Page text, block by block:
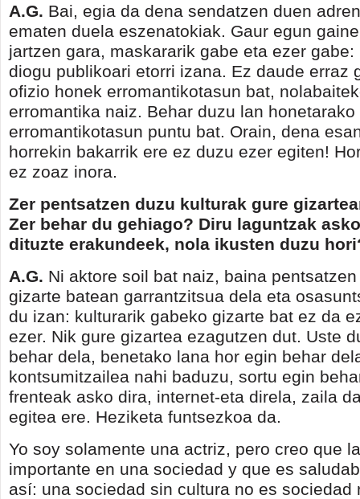
A.G. Bai, egia da dena sendatzen duen
ematen duela eszenatokiak. Gaur egun
jartzen gara, maskararik gabe eta ezer
diogu publikoari etorri izana. Ez daude erraz
ofizio honek erromantikotasun bat,
erromantika naiz. Behar duzu lan honetarako
erromantikotasun puntu bat. Orain, dena
horrekin bakarrik ere ez duzu ezer egiten!
ez zoaz inora.
Zer pentsatzen duzu kulturak gure
Zer behar du gehiago? Diru laguntzak
dituzte erakundeek, nola ikusten duzu
A.G. Ni aktore soil bat naiz, baina
gizarte batean garrantzitsua dela eta
du izan: kulturarik gabeko gizarte bat ez da
ezer. Nik gure gizartea ezagutzen dut. Uste
behar dela, benetako lana hor egin behar
kontsumitzailea nahi baduzu, sortu egin
frenteak asko dira, internet-eta direla, zaila
egitea ere. Heziketa funtsezkoa da.
Yo soy solamente una actriz, pero creo que
importante en una sociedad y que es
así: una sociedad sin cultura no es sociedad